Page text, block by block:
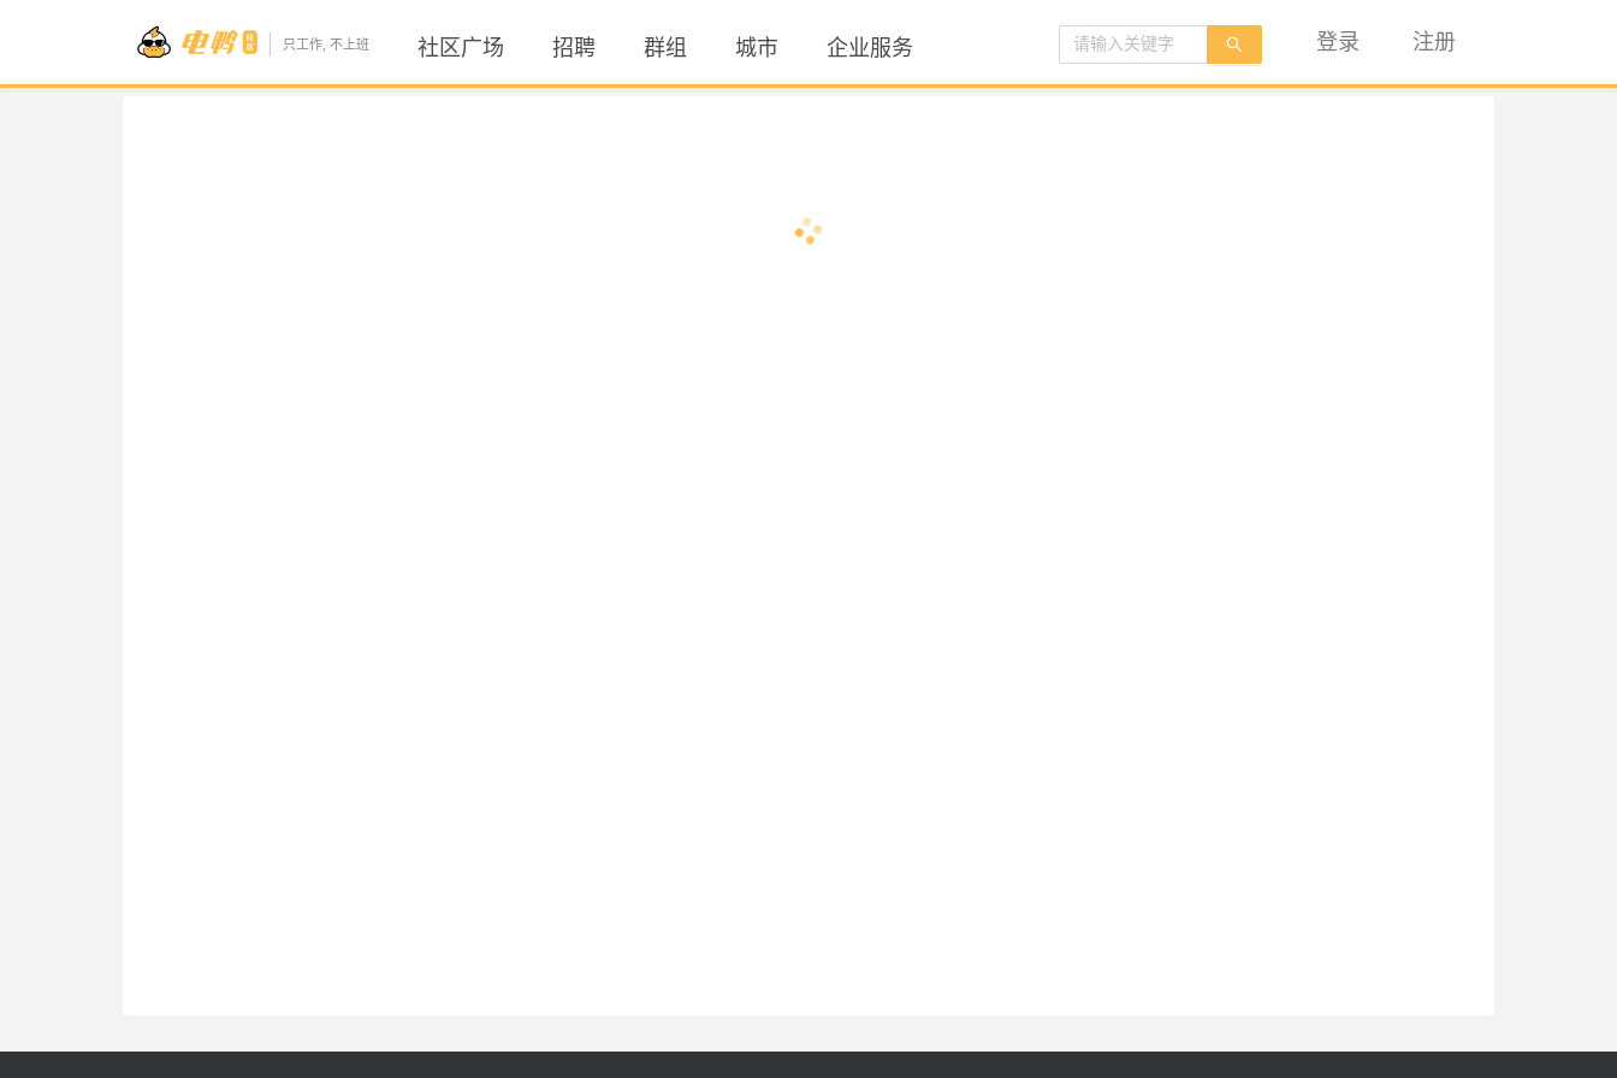
只工作, 不上班 社区广场 招聘 群组 城市 企业服务 登录 注册